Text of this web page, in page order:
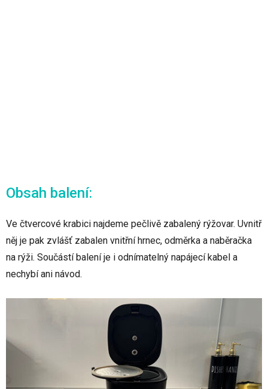
Obsah balení:
Ve čtvercové krabici najdeme pečlivě zabalený rýžovar. Uvnitř
něj je pak zvlášť zabalen vnitřní hrnec, odměrka a naběračka
na rýži. Součástí balení je i odnímatelný napájecí kabel a
nechybí ani návod.